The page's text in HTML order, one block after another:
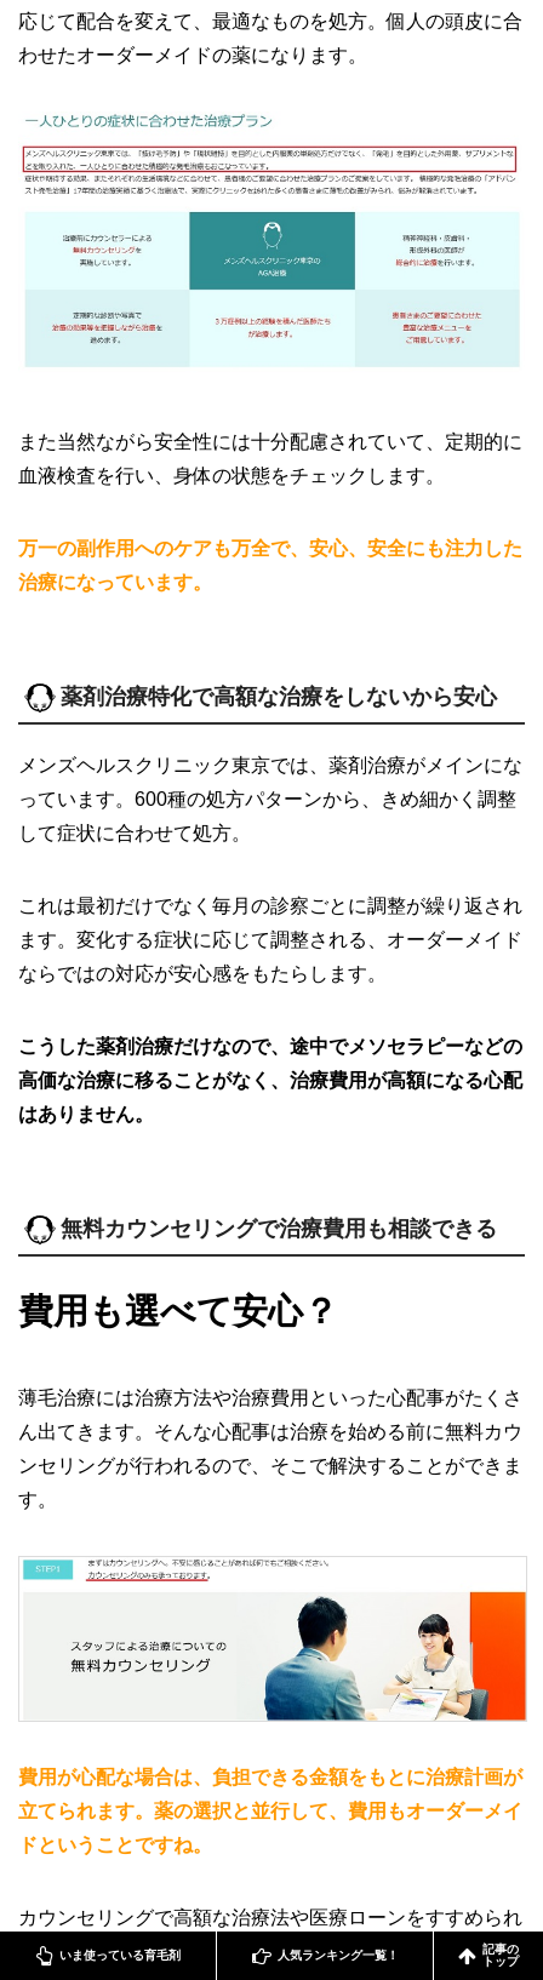
応じて配合を変えて、最適なものを処方。個人の頭皮に合
わせたオーダーメイドの薬になります。
また当然ながら安全性には十分配慮されていて、定期的に
血液検査を行い、身体の状態をチェックします。
万一の副作用へのケアも万全で、安心、安全にも注力した
治療になっています。
薬剤治療特化で高額な治療をしないから安心
メンズヘルスクリニック東京では、薬剤治療がメインにな
っています。600種の処方パターンから、きめ細かく調整
して症状に合わせて処方。
これは最初だけでなく毎月の診察ごとに調整が繰り返され
ます。変化する症状に応じて調整される、オーダーメイド
ならではの対応が安心感をもたらします。
こうした薬剤治療だけなので、途中でメソセラピーなどの
高価な治療に移ることがなく、治療費用が高額になる心配
はありません。
無料カウンセリングで治療費用も相談できる
費用も選べて安心？
薄毛治療には治療方法や治療費用といった心配事がたくさ
ん出てきます。そんな心配事は治療を始める前に無料カウ
ンセリングが行われるので、そこで解決することができま
す。
費用が心配な場合は、負担できる金額をもとに治療計画が
立てられます。薬の選択と並行して、費用もオーダーメイ
ドということですね。
カウンセリングで高額な治療法や医療ローンをすすめられ
ることはありません。もっとも高額な治療はもともとしな
いま使っている育毛剤 人気ランキング一覧！
記事の
トップ